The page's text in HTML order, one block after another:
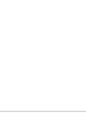
klawisza